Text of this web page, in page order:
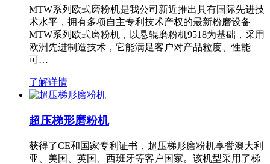
MTW系列欧式磨粉机是我公司新近推出具有国际先进技
术水平，拥有多项自主专利技术产权的最新粉磨设备—
MTW系列欧式磨粉机，以悬辊磨粉机9518为基础，采用
欧洲先进制造技术，它能满足客户对产品粒度、性能
可…
了解详情
超压梯形磨粉机
获得了CE和国家专利证书，超压梯形磨粉机享誉澳大利
亚、美国、英国、西班牙等客户国家。该机型采用了梯